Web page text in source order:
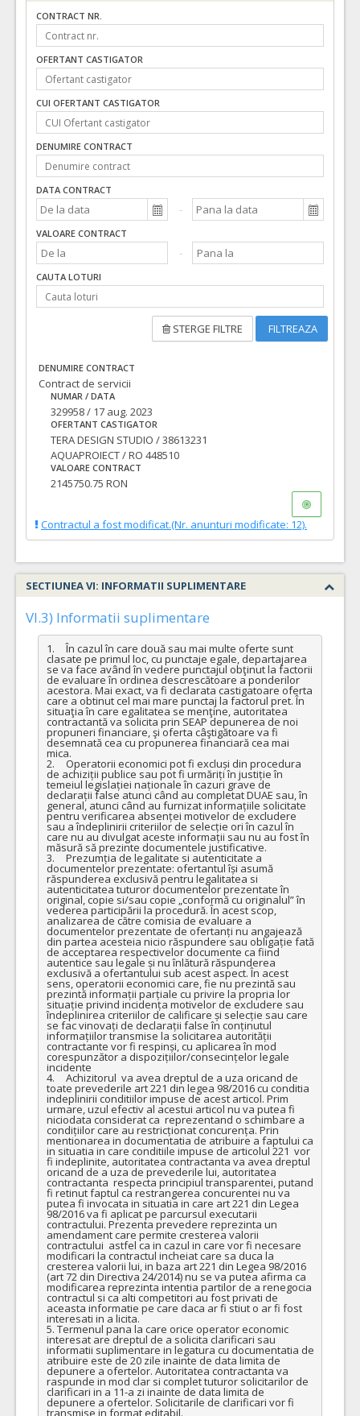
CONTRACT NR.
OFERTANT CASTIGATOR
CUI OFERTANT CASTIGATOR
DENUMIRE CONTRACT
DATA CONTRACT
VALOARE CONTRACT
CAUTA LOTURI
STERGE FILTRE FILTREAZA
DENUMIRE CONTRACT
Contract de servicii
NUMAR / DATA
329958 / 17 aug. 2023
OFERTANT CASTIGATOR
TERA DESIGN STUDIO / 38613231
AQUAPROIECT / RO 448510
VALOARE CONTRACT
2145750.75 RON
Contractul a fost modificat.(Nr. anunturi modificate: 12).
SECTIUNEA VI: INFORMATII SUPLIMENTARE
VI.3) Informatii suplimentare
1.	În cazul în care două sau mai multe oferte sunt
clasate pe primul loc, cu punctaje egale, departajarea
se va face având în vedere punctajul obţinut la factorii
de evaluare în ordinea descrescătoare a ponderilor
acestora. Mai exact, va fi declarata castigatoare oferta
care a obtinut cel mai mare punctaj la factorul pret. În
situaţia în care egalitatea se menţine, autoritatea
contractantă va solicita prin SEAP depunerea de noi
propuneri financiare, şi oferta câştigătoare va fi
desemnată cea cu propunerea financiară cea mai
mica.
2.	Operatorii economici pot fi excluși din procedura
de achiziții publice sau pot fi urmăriți în justiție în
temeiul legislației naționale în cazuri grave de
declarații false atunci când au completat DUAE sau, în
general, atunci când au furnizat informațiile solicitate
pentru verificarea absenței motivelor de excludere
sau a îndeplinirii criteriilor de selecție ori în cazul în
care nu au divulgat aceste informații sau nu au fost în
măsură să prezinte documentele justificative.
3.	Prezumția de legalitate si autenticitate a
documentelor prezentate: ofertantul își asumă
răspunderea exclusivă pentru legalitatea si
autenticitatea tuturor documentelor prezentate în
original, copie si/sau copie „conformă cu originalul” în
vederea participării la procedură. În acest scop,
analizarea de către comisia de evaluare a
documentelor prezentate de ofertanți nu angajează
din partea acesteia nicio răspundere sau obligație fată
de acceptarea respectivelor documente ca fiind
autentice sau legale și nu înlătură răspunderea
exclusivă a ofertantului sub acest aspect. În acest
sens, operatorii economici care, fie nu prezintă sau
prezintă informații parțiale cu privire la propria lor
situație privind incidența motivelor de excludere sau
îndeplinirea criteriilor de calificare și selecție sau care
se fac vinovați de declarații false în conținutul
informațiilor transmise la solicitarea autorității
contractante vor fi respinși, cu aplicarea în mod
corespunzător a dispozițiilor/consecințelor legale
incidente
4.	Achizitorul  va avea dreptul de a uza oricand de
toate prevederile art 221 din legea 98/2016 cu conditia
indeplinirii conditiilor impuse de acest articol. Prim
urmare, uzul efectiv al acestui articol nu va putea fi
niciodata considerat ca  reprezentand o schimbare a
condițiilor care au restricționat concurența. Prin
mentionarea in documentatia de atribuire a faptului ca
in situatia in care conditiile impuse de articolul 221  vor
fi indeplinite, autoritatea contractanta va avea dreptul
oricand de a uza de prevederile lui, autoritatea
contractanta  respecta principiul transparentei, putand
fi retinut faptul ca restrangerea concurentei nu va
putea fi invocata in situatia in care art 221 din Legea
98/2016 va fi aplicat pe parcursul executarii
contractului. Prezenta prevedere reprezinta un
amendament care permite cresterea valorii
contractului  astfel ca in cazul in care vor fi necesare
modificari la contractul incheiat care sa duca la
cresterea valorii lui, in baza art 221 din Legea 98/2016
(art 72 din Directiva 24/2014) nu se va putea afirma ca
modificarea reprezinta intentia partilor de a renegocia
contractul si ca alti competitori au fost privati de
aceasta informatie pe care daca ar fi stiut o ar fi fost
interesati in a licita.
5. Termenul pana la care orice operator economic
interesat are dreptul de a solicita clarificari sau
informatii suplimentare in legatura cu documentatia de
atribuire este de 20 zile inainte de data limita de
depunere a ofertelor. Autoritatea contractanta va
raspunde in mod clar si complet tuturor solicitarilor de
clarificari in a 11-a zi inainte de data limita de
depunere a ofertelor. Solicitarile de clarificari vor fi
transmise in format editabil.